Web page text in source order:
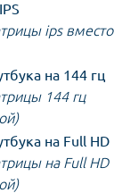
ips вместо
на 144 гц
144 гц
на Full HD
на Full HD